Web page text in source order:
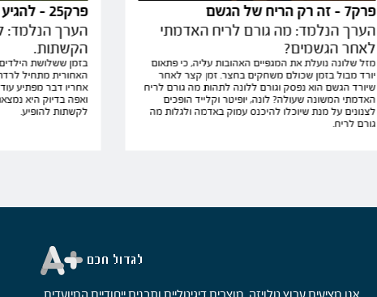
פרק7 - זה רק הריח של הגשם
הערך הנלמד: מה גורם לריח האדמתי
לאחר הגשמים?
מזל שלונה נועלת את המגפיים האהובות עליה, כי פתאום
יורד מבול בזמן שכולם משחקים בחצר. זמן קצר לאחר
שיורד הגשם הוא נפסק וגורם ללונה לתהות מה גורם לריח
האדמתי המשונה שעולה? לונה, יופיטר וקלייד הופכים
לצנונים על מנת שיוכלו להיכנס עמוק באדמה ולגלות מה
גורם לריח.
פרק25 - להגיע אל הקשת
הערך הנלמד:
הקשתות.
בזמן ששלושת
האחורית מתחיל
אחריו דבר מפתיע
ואפה בדיוק היא
לקשתות להופיע.